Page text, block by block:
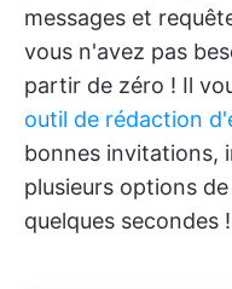
messages et
vous n'avez pas
partir de zéro ! Il
outil de rédaction
bonnes invitations,
plusieurs options
quelques secondes !